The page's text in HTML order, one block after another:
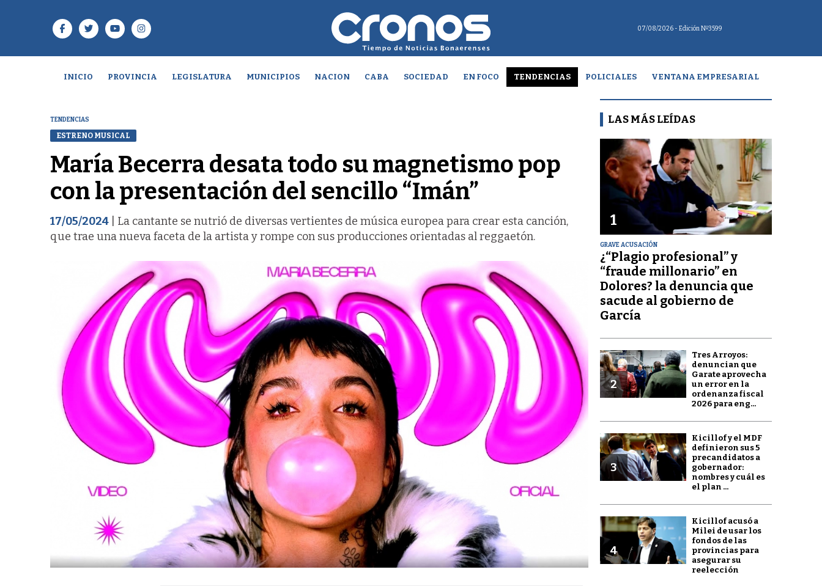
07/08/2026 - Edición Nº3599
INICIO PROVINCIA LEGISLATURA MUNICIPIOS NACION CABA SOCIEDAD EN FOCO TENDENCIAS POLICIALES VENTANA EMPRESARIAL
TENDENCIAS
ESTRENO MUSICAL
María Becerra desata todo su magnetismo pop
con la presentación del sencillo “Imán”
17/05/2024 | La cantante se nutrió de diversas vertientes de música europea para crear esta canción,
que trae una nueva faceta de la artista y rompe con sus producciones orientadas al reggaetón.
LAS MÁS LEÍDAS
1
GRAVE ACUSACIÓN
¿“Plagio profesional” y
“fraude millonario” en
Dolores? la denuncia que
sacude al gobierno de
García
2
Tres Arroyos:
denuncian que
Garate aprovecha
un error en la
ordenanza fiscal
2026 para eng...
3
Kicillof y el MDF
definieron sus 5
precandidatos a
gobernador:
nombres y cuál es
el plan ...
4
Kicillof acusó a
Milei de usar los
fondos de las
provincias para
asegurar su
reelección